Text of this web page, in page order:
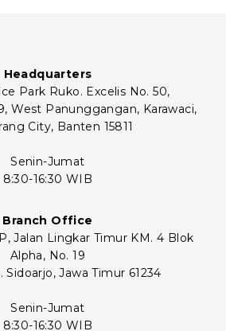
Headquarters
Park Ruko. Excelis No. 50,
West Panunggangan, Karawaci,
City, Banten 15811
Senin-Jumat
8:30-16:30 WIB
Branch Office
Jalan Lingkar Timur KM. 4 Blok
Alpha, No. 19
Sidoarjo, Jawa Timur 61234
Senin-Jumat
8:30-16:30 WIB